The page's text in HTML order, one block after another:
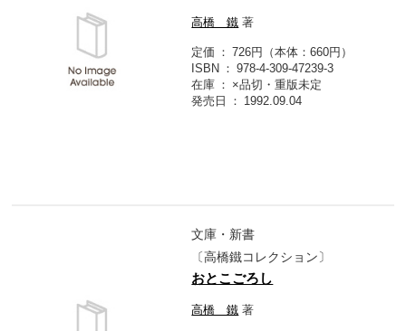
高橋 鐵 著
定価
726円（本体：660円）
ISBN
978-4-309-47239-3
在庫
×品切・重版未定
発売日
1992.09.04
文庫・新書
〔高橋鐵コレクション〕
おとこごろし
高橋 鐵 著